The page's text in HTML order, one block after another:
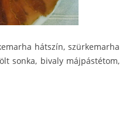
hátszín, szürkemarha
sonka, bivaly májpástétom,